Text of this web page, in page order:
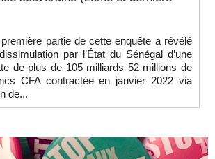
partie de cette enquête a révélé
par l’État du Sénégal d’une
de plus de 105 milliards 52 millions de
CFA contractée en janvier 2022 via
de...